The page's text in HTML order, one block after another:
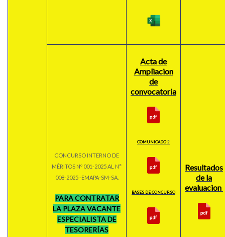
CONCURSO INTERNO DE
MÉRITOS Nº 001-2025 AL N°
008-2025 -EMAPA-SM-SA.
PARA CONTRATAR
LA PLAZA VACANTE
ESPECIALISTA DE
TESORERÍAS
Acta de
Ampliacion
de
convocatoria
COMUNICADO2
BASES DE CONCURSO
Resultados
de la
evaluacion